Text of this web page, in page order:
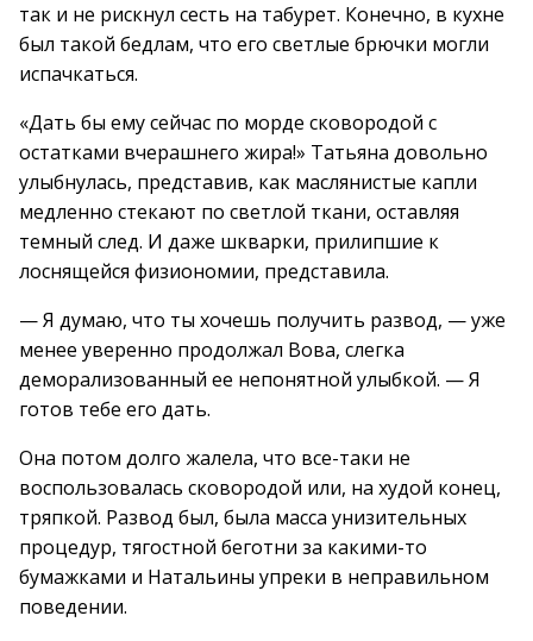
так и не рискнул сесть на табурет. Конечно, в кухне
был такой бедлам, что его светлые брючки могли
испачкаться.
«Дать бы ему сейчас по морде сковородой с
остатками вчерашнего жира!» Татьяна довольно
улыбнулась, представив, как маслянистые капли
медленно стекают по светлой ткани, оставляя
темный след. И даже шкварки, прилипшие к
лоснящейся физиономии, представила.
— Я думаю, что ты хочешь получить развод, — уже
менее уверенно продолжал Вова, слегка
деморализованный ее непонятной улыбкой. — Я
готов тебе его дать.
Она потом долго жалела, что все-таки не
воспользовалась сковородой или, на худой конец,
тряпкой. Развод был, была масса унизительных
процедур, тягостной беготни за какими-то
бумажками и Натальины упреки в неправильном
поведении.